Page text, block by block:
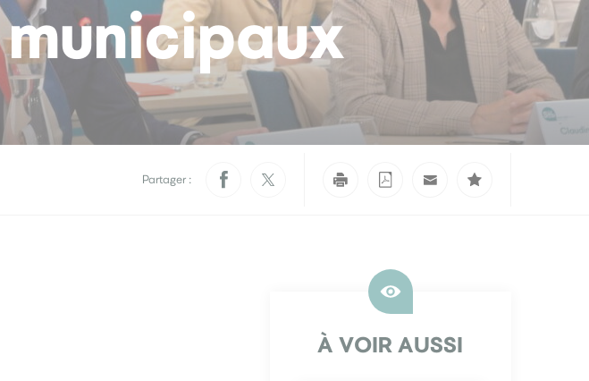
Partager :
À VOIR AUSSI